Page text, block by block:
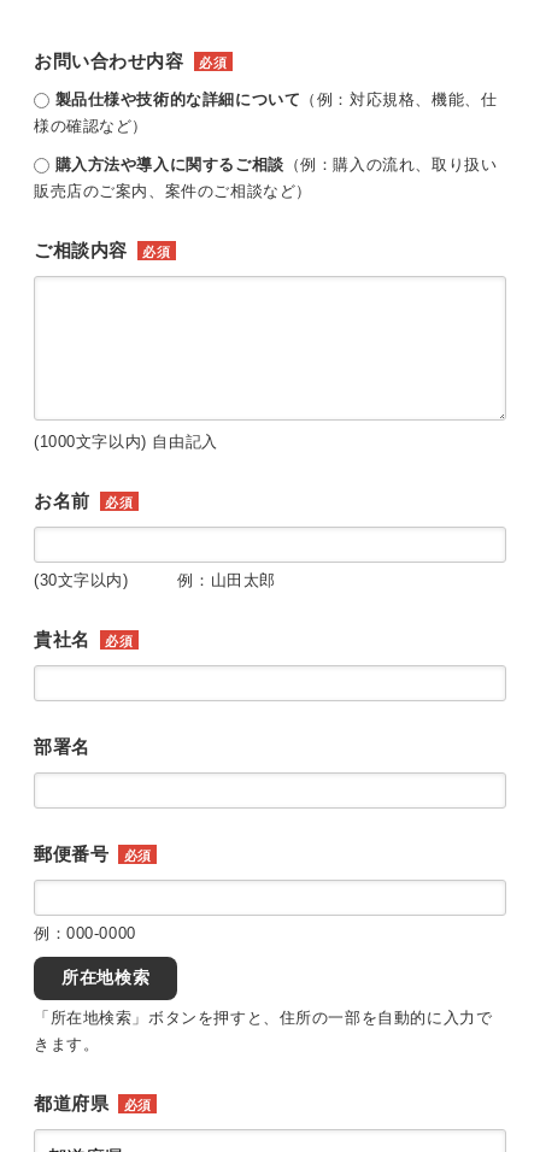
お問い合わせ内容 必須
製品仕様や技術的な詳細について （例：対応規格、機能、仕
様の確認など）
購入方法や導入に関するご相談 （例：購入の流れ、取り扱い
販売店のご案内、案件のご相談など）
ご相談内容 必須
(1000文字以内) 自由記入
お名前 必須
(30文字以内) 例：山田太郎
貴社名 必須
部署名
郵便番号 必須
例：000-0000
所在地検索
「所在地検索」ボタンを押すと、住所の一部を自動的に入力で
きます。
都道府県 必須